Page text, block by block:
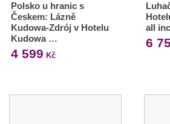
Polsko u hranic s
Českem: Lázně
Kudowa-Zdrój v Hotelu
Kudowa …
4 599 Kč
all
6